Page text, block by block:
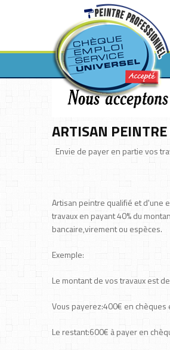
ARTISAN
Envie de payer en partie vos
Artisan peintre qualifié et d'une
travaux en payant 40% du
bancaire,virement ou espèces.
Exemple:
Le montant de vos travaux est
Vous payerez:400€ en
Le restant:600€ à payer en